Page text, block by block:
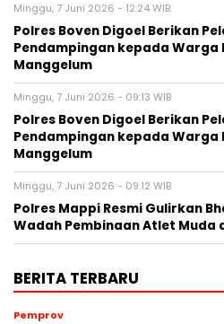
Minggu, 7 Juni 2026 - 12:24 WIB
Polres Boven Digoel Berikan
Pendampingan kepada Warga
Manggelum
Minggu, 7 Juni 2026 - 09:13 WIB
Polres Boven Digoel Berikan
Pendampingan kepada Warga
Manggelum
Minggu, 7 Juni 2026 - 09:12 WIB
Polres Mappi Resmi Gulirkan
Wadah Pembinaan Atlet Muda
BERITA TERBARU
Pemprov